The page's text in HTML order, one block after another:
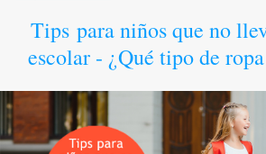
Tips para niños que no
escolar - ¿Qué tipo de